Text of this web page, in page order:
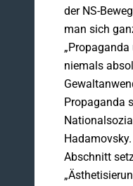
der NS-
man sich
niemals
Propaganda
Abschnitt